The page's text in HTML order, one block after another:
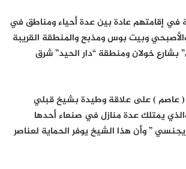
في إقامتهم عادة بين عدة أحياء ومناطق في
وبيت بوس ومذبح والمنطقة القريبة
خولان ومنطقة “دار الحيد” شرق
( عاصم ) على علاقة وطيدة بشيخ قبلي
يمتلك عدة منازل في صنعاء أحدها
” وأن هذا الشيخ يوفر الحماية لعناصر